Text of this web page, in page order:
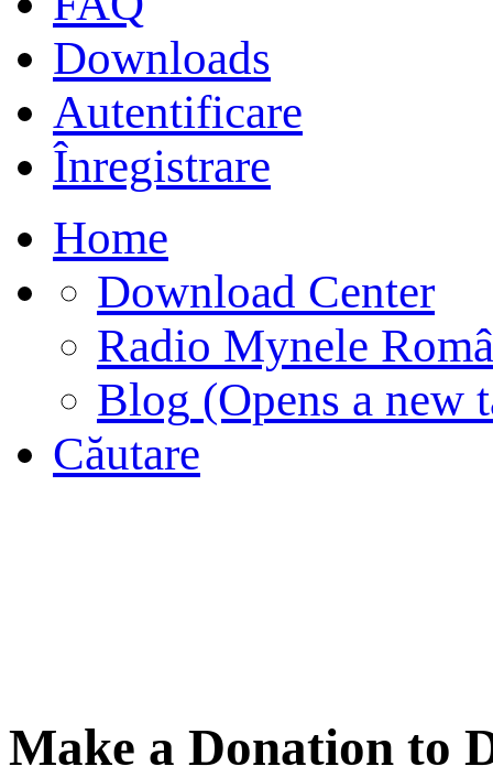
Downloads
Autentificare
Înregistrare
Home
Download Center
Radio Mynele
Blog (Opens a new
Căutare
Make a Donation to